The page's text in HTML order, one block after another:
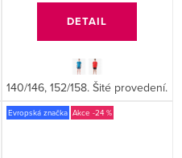
DETAIL
140/146, 152/158. Šité provedení.
Evropská značka -24 %